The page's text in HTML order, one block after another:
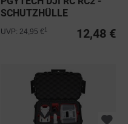
SCHUTZHÜLLE
12,48 €
UVP: 24,95 €